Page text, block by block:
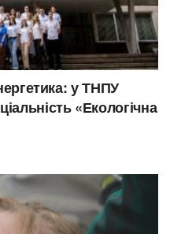
у ТНПУ
«Екологічна